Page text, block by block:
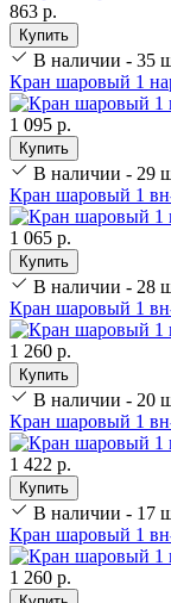
863 р.
Купить
В наличии - 35
Кран шаровый 1
1 095 р.
Купить
В наличии - 29
Кран шаровый 1
1 065 р.
Купить
В наличии - 28
Кран шаровый 1
1 260 р.
Купить
В наличии - 20
Кран шаровый 1
1 422 р.
Купить
В наличии - 17
Кран шаровый 1
1 260 р.